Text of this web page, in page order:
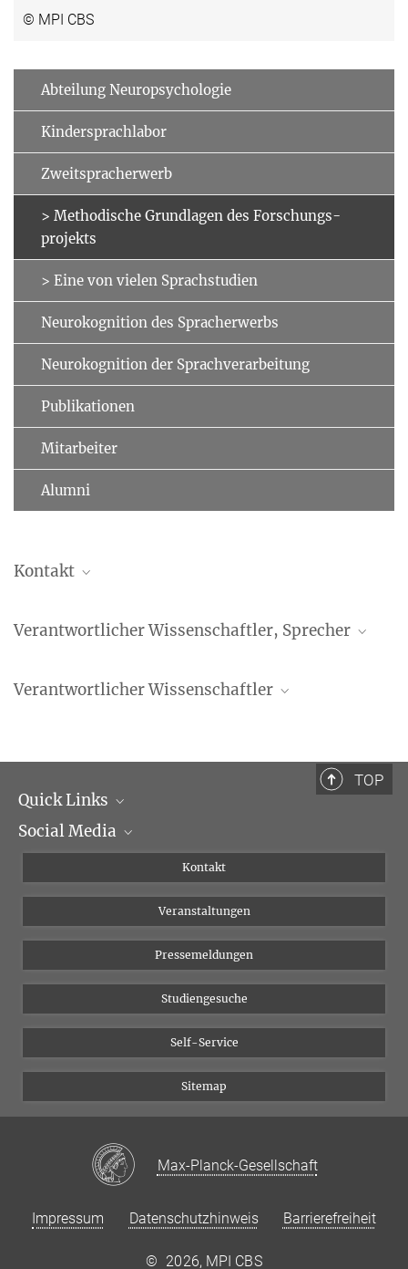
© MPI CBS
Abteilung Neuropsychologie
Kindersprachlabor
Zweitspracherwerb
> Methodische Grundlagen des Forschungs­
projekts
> Eine von vielen Sprachstudien
Neurokognition des Spracherwerbs
Neurokognition der Sprachver­arbeitung
Publikationen
Mitarbeiter
Alumni
Kontakt
Ehemaliger Mitarbeiter
Verantwortlicher Wissenschaftler, Sprecher
Ehemaliger Mitarbeiter
Verantwortlicher Wissenschaftler
TOP
Quick Links
Institutsleitung
Social Media
Bluesky
YouTube
Kontakt
Veranstaltungen
Pressemeldungen
Studiengesuche
Self-Service
Sitemap
Max-Planck-Gesellschaft
Impressum Datenschutzhinweis Barrierefreiheit
© 2026, MPI CBS